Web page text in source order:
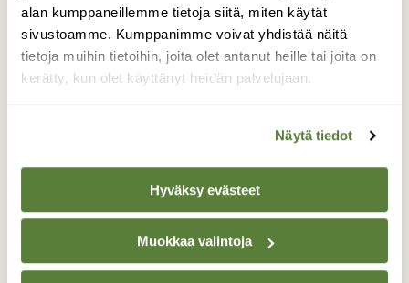
alan kumppaneillemme tietoja siitä, miten käytät
sivustoamme. Kumppanimme voivat yhdistää näitä
tietoja muihin tietoihin, joita olet antanut heille tai joita on
kerätty, kun olet käyttänyt heidän palvelujaan.
Näytä tiedot
Hyväksy evästeet
Muokkaa valintoja
Alk. 3 numeroa 23,40 €.
Tilaa nyt!
Lisää aiheesta